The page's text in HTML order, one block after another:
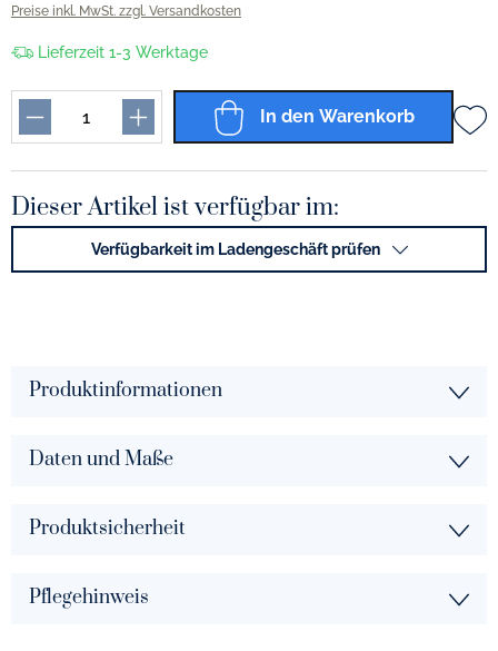
Preise inkl. MwSt. zzgl. Versandkosten
Lieferzeit 1-3 Werktage
In den Warenkorb
Dieser Artikel ist verfügbar im:
Verfügbarkeit im Ladengeschäft prüfen
Produktinformationen
Daten und Maße
Produktsicherheit
Pflegehinweis